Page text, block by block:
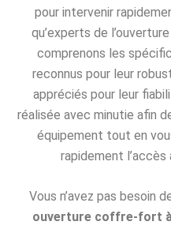
pour intervenir
qu’experts de
comprenons les
reconnus pour leur
appréciés pour leur
réalisée avec minutie afin
équipement tout en
rapidement l’accès
Vous n’avez pas besoin
ouverture coffre-fort